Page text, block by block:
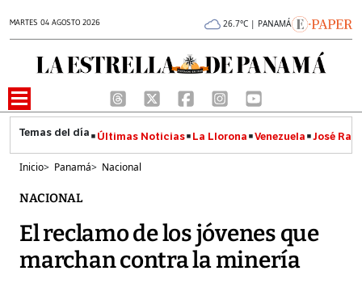
MARTES 04 AGOSTO 2026 26.7°C | PANAMÁ
Últimas Noticias La Llorona Venezuela José
Inicio> Panamá> Nacional
NACIONAL
El reclamo de los jóvenes que
marchan contra la minería